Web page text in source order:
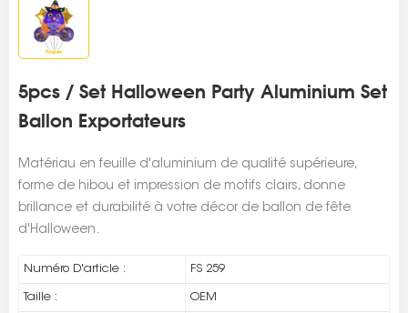
5pcs / Set Halloween Party Aluminium Set
Ballon Exportateurs
Matériau en feuille d'aluminium de qualité supérieure,
forme de hibou et impression de motifs clairs, donne
brillance et durabilité à votre décor de ballon de fête
d'Halloween.
Numéro D'article : FS 259
Taille : OEM